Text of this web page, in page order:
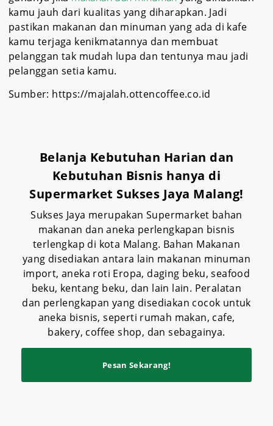
kamu jauh dari kualitas yang diharapkan. Jadi
pastikan makanan dan minuman yang ada di kafe
kamu terjaga kenikmatannya dan membuat
pelanggan tak mudah lupa dan tentunya mau jadi
pelanggan setia kamu.
Sumber: https://majalah.ottencoffee.co.id
Belanja Kebutuhan Harian dan
Kebutuhan Bisnis hanya di
Supermarket Sukses Jaya Malang!
Sukses Jaya merupakan Supermarket bahan
makanan dan aneka perlengkapan bisnis
terlengkap di kota Malang. Bahan Makanan
yang disediakan antara lain makanan minuman
import, aneka roti Eropa, daging beku, seafood
beku, kentang beku, dan lain lain. Peralatan
dan perlengkapan yang disediakan cocok untuk
aneka bisnis, seperti rumah makan, cafe,
bakery, coffee shop, dan sebagainya.
Pesan Sekarang!